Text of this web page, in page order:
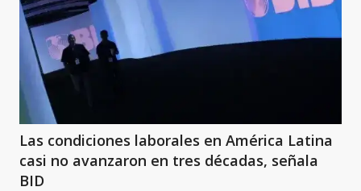
Las condiciones laborales en América Latina
casi no avanzaron en tres décadas, señala
BID